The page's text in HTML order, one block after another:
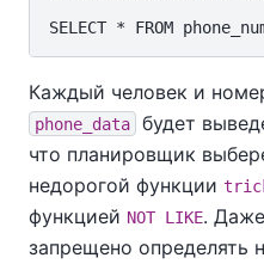
Каждый человек и
phone_data будет
что планировщик
недорогой функции
функцией NOT LIKE.
запрещено определять